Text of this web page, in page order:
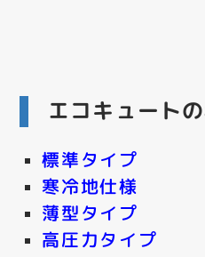
エコキュート
標準タイプ
寒冷地仕様
薄型タイプ
高圧力タイプ